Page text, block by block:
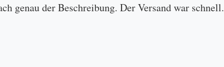
genau der Beschreibung. Der Versand war schnell.